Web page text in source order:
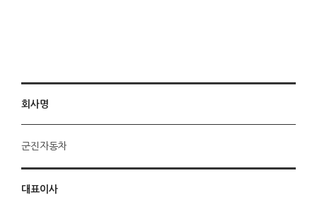
회사명
군진자동차
대표이사